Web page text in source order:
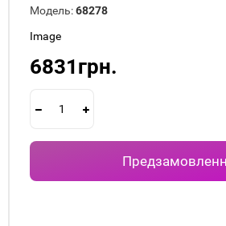
Модель:68278
Image
6831грн.